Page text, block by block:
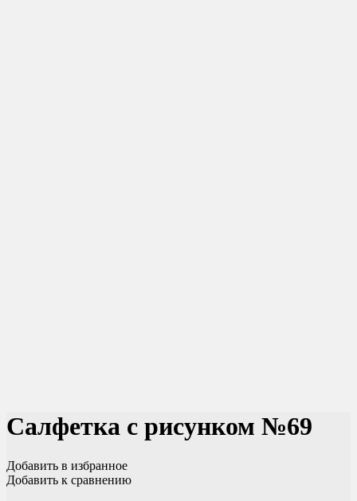
Салфетка с рисунком №69
Добавить в избранное
Добавить к сравнению